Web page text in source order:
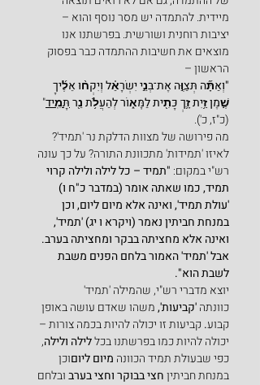
מיידית. להתמדה יש מסר נוסף והוא –
יציבות רוחנית ושורשית. בפרשתנו אנו
מוצאים את חשיבות ההתמדה כבר בפסוק
הראשון –
"וְאַתָּ֞ה תְּצַוֶּ֣ה אֶת־בְּנֵ֣י יִשְׂרָאֵ֗ל וְיִקְח֨וּ אֵלֶ֜יךָ
שֶׁ֣מֶן זַ֥יִת זָ֛ךְ כָּתִ֖ית לַמָּא֑וֹר לְהַעֲלֹ֥ת נֵ֖ר תָּמִֽיד"
(כ"ז, כ').
מה פירושה של מצוות הדלקת נר 'תמיד'?
לאיזו 'תמידות' מתכוונת התורה? על כך עונה
רש"י במקום: "תמיד – כל לילה ולילה קרוי
תמיד, כמו שאתה אומר (במדבר כ"ח ו)
'עולת תמיד', ואינה אלא מיום ליום, וכן
במנחת חביתין נאמר (ויקרא ו יג) 'תמיד',
ואינה אלא מחציתה בבקר ומחציתה בערב.
אבל 'תמיד' האמור בלחם הפנים משבת
לשבת הוא".
יוצא מדברי רש"י, שהמילה 'תמיד'
כוונתה 'קביעות', משהו שאדם עושה באופן
קבוע. קביעות זו יכולה להיות בכמה צורות –
יכולה להיות כמו בפרשתנו בכל לילה ולילה,
כפי שבעולת תמיד הכוונה מיום ליוםוכן
במנחת חביתין חצי בבוקר וחצי בערב ובלחם